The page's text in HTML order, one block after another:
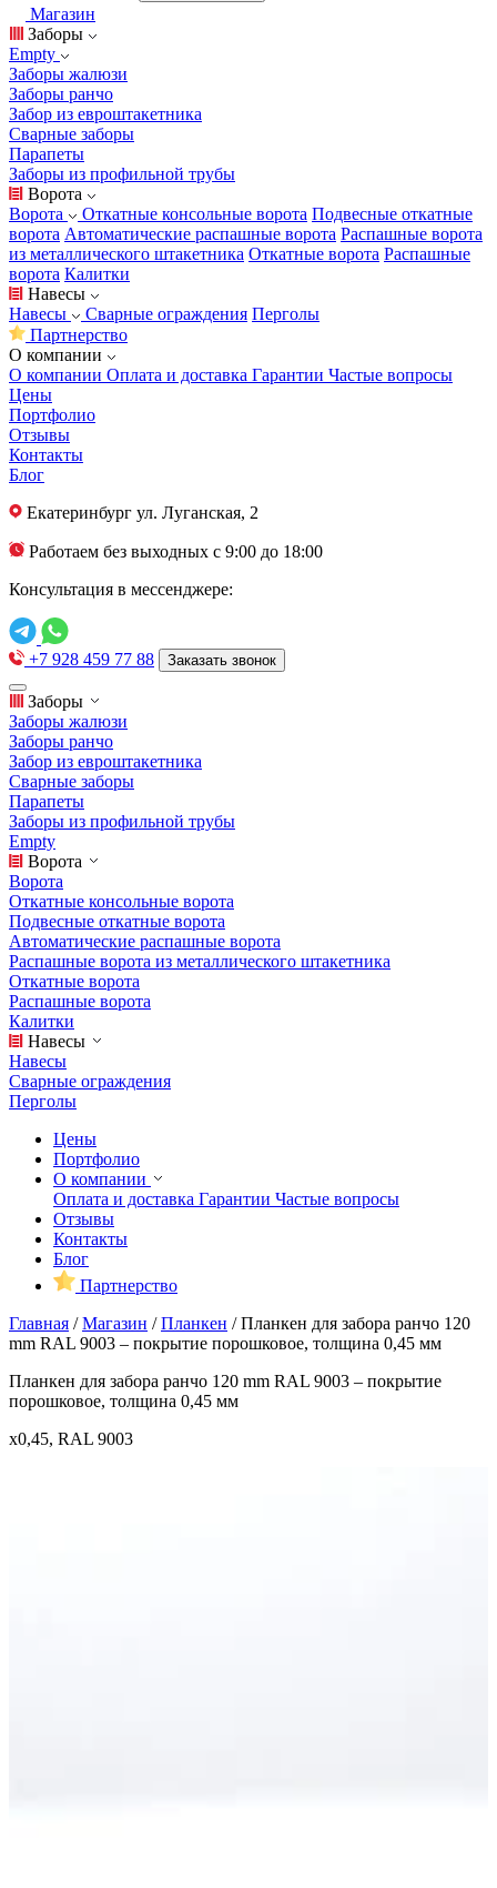
Магазин
Заборы
Empty
Заборы жалюзи
Заборы ранчо
Забор из евроштакетника
Сварные заборы
Парапеты
Заборы из профильной трубы
Ворота
Ворота
Откатные консольные ворота Подвесные откатные
ворота Автоматические распашные ворота Распашные ворота
из металлического штакетника Откатные ворота Распашные
ворота Калитки
Навесы
Навесы
Сварные ограждения Перголы
Партнерство
О компании
О компании Оплата и доставка Гарантии Частые вопросы
Цены
Портфолио
Отзывы
Контакты
Блог
Екатеринбург ул. Луганская, 2
Работаем без выходных с 9:00 до 18:00
Консультация в мессенджере:
+7 928 459 77 88 Заказать звонок
Заборы
Заборы жалюзи
Заборы ранчо
Забор из евроштакетника
Сварные заборы
Парапеты
Заборы из профильной трубы
Empty
Ворота
Ворота
Откатные консольные ворота
Подвесные откатные ворота
Автоматические распашные ворота
Распашные ворота из металлического штакетника
Откатные ворота
Распашные ворота
Калитки
Навесы
Навесы
Сварные ограждения
Перголы
Цены
Портфолио
О компании
Оплата и доставка Гарантии Частые вопросы
Отзывы
Контакты
Блог
Партнерство
Главная /Магазин /Планкен /Планкен для забора ранчо 120
mm RAL 9003 – покрытие порошковое, толщина 0,45 мм
Планкен для забора ранчо 120 mm RAL 9003 – покрытие
порошковое, толщина 0,45 мм
x0,45, RAL 9003